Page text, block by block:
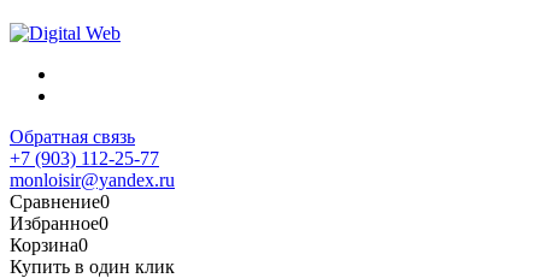
Обратная связь
+7 (903) 112-25-77
monloisir@yandex.ru
Сравнение0
Избранное0
Корзина0
Купить в один клик